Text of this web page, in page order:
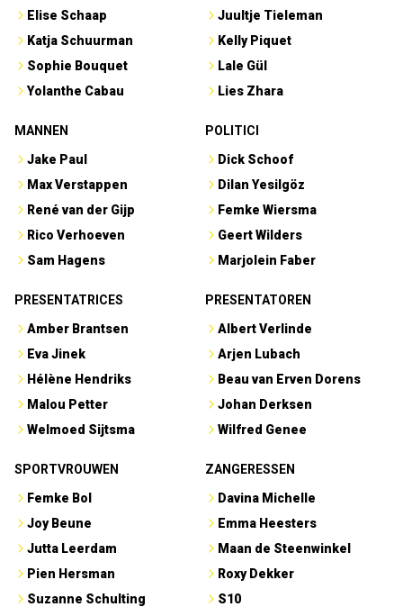
Elise Schaap
Katja Schuurman
Sophie Bouquet
Yolanthe Cabau
Juultje Tieleman
Kelly Piquet
Lale Gül
Lies Zhara
MANNEN
Jake Paul
Max Verstappen
René van der Gijp
Rico Verhoeven
Sam Hagens
POLITICI
Dick Schoof
Dilan Yesilgöz
Femke Wiersma
Geert Wilders
Marjolein Faber
PRESENTATRICES
Amber Brantsen
Eva Jinek
Hélène Hendriks
Malou Petter
Welmoed Sijtsma
PRESENTATOREN
Albert Verlinde
Arjen Lubach
Beau van Erven Dorens
Johan Derksen
Wilfred Genee
SPORTVROUWEN
Femke Bol
Joy Beune
Jutta Leerdam
Pien Hersman
Suzanne Schulting
ZANGERESSEN
Davina Michelle
Emma Heesters
Maan de Steenwinkel
Roxy Dekker
S10